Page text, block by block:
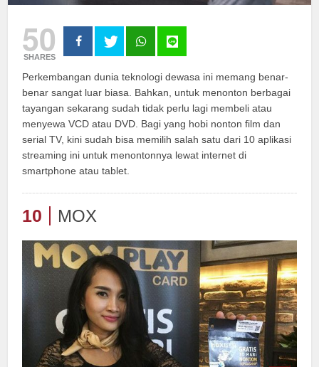
50
SHARES
Perkembangan dunia teknologi dewasa ini memang benar-
benar sangat luar biasa. Bahkan, untuk menonton berbagai
tayangan sekarang sudah tidak perlu lagi membeli atau
menyewa VCD atau DVD. Bagi yang hobi nonton film dan
serial TV, kini sudah bisa memilih salah satu dari 10 aplikasi
streaming ini untuk menontonnya lewat internet di
smartphone atau tablet.
10 MOX